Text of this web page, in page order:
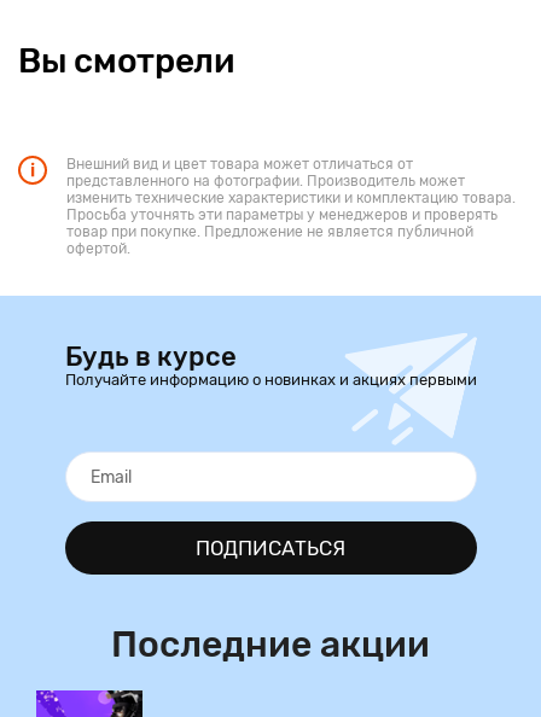
Вы смотрели
Внешний вид и цвет товара может отличаться от
представленного на фотографии. Производитель может
изменить технические характеристики и комплектацию товара.
Просьба уточнять эти параметры у менеджеров и проверять
товар при покупке. Предложение не является публичной
офертой.
Будь в курсе
Получайте информацию о новинках и акциях первыми
ПОДПИСАТЬСЯ
Последние акции